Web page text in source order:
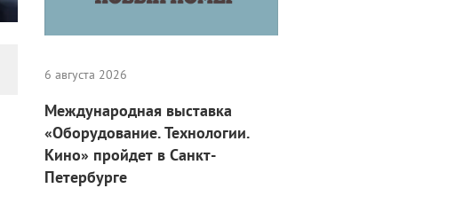
6 августа 2026
Международная выставка
«Оборудование. Технологии.
Кино» пройдет в Санкт-
Петербурге